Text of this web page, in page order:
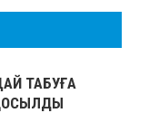
ТАБУҒА